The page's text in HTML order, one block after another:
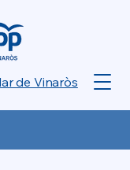
de Vinaròs